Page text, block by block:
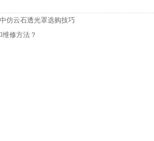
仿云石透光罩选购技巧
修方法？